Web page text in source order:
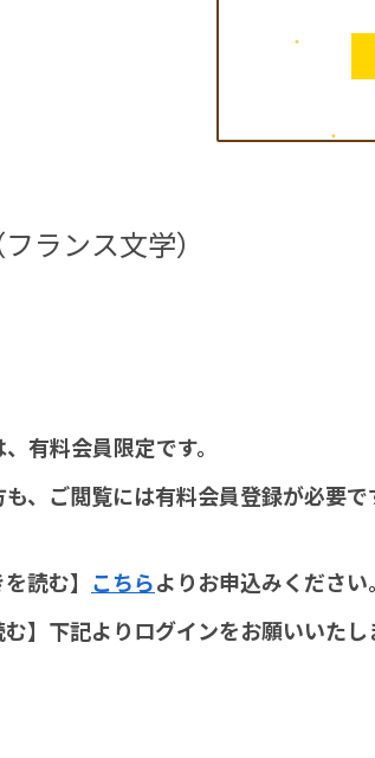
ランス文学）
有料会員限定です。
、ご閲覧には有料会員登録が必要で
読む】 こちらよりお申込みください。
】下記よりログインをお願いいたし